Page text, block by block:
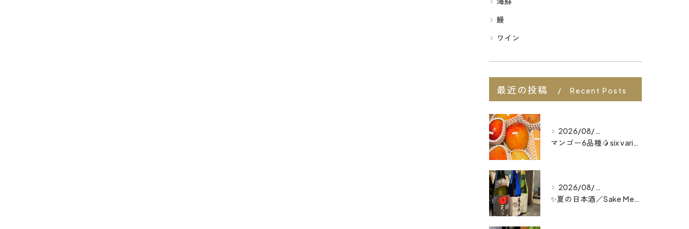
鰻
ワイン
最近の投稿 Recent Posts
2026/08/07
マンゴー6品種🥭six varieties of mango...
2026/08/06
✨夏の日本酒／Sake Menu